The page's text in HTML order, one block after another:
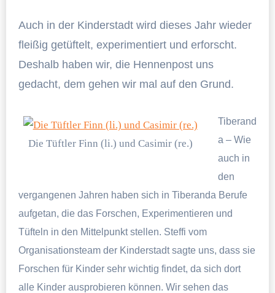
Auch in der Kinderstadt wird dieses Jahr wieder
fleißig getüftelt, experimentiert und erforscht.
Deshalb haben wir, die Hennenpost uns
gedacht, dem gehen wir mal auf den Grund.
Die Tüftler Finn (li.) und Casimir (re.)
Tiberand
a – Wie
auch in
den
vergangenen Jahren haben sich in Tiberanda Berufe
aufgetan, die das Forschen, Experimentieren und
Tüfteln in den Mittelpunkt stellen. Steffi vom
Organisationsteam der Kinderstadt sagte uns, dass sie
Forschen für Kinder sehr wichtig findet, da sich dort
alle Kinder ausprobieren können. Wir sehen das